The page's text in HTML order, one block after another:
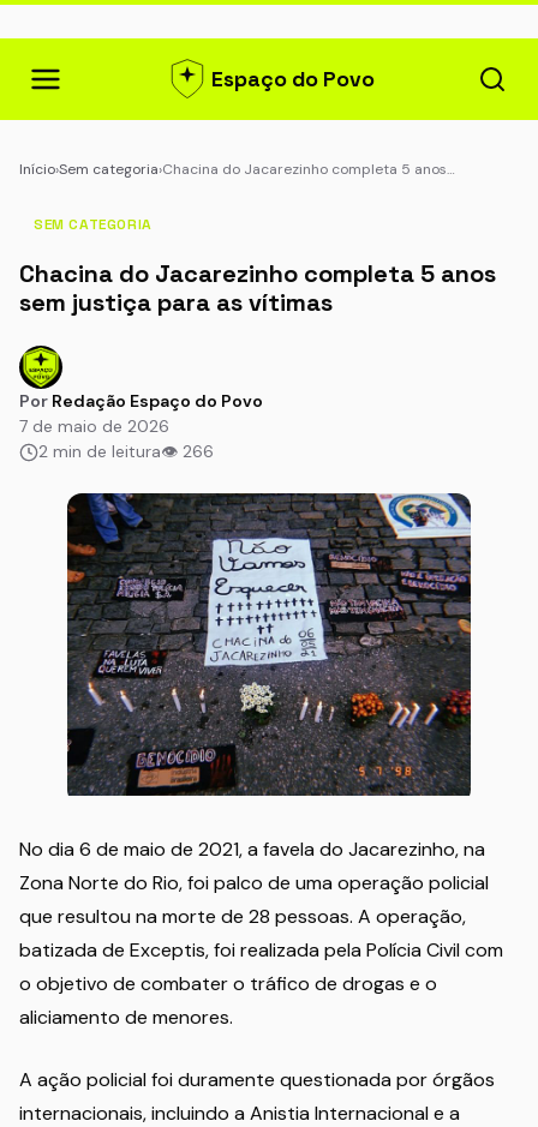
Espaço do Povo
Início›Sem categoria›Chacina do Jacarezinho completa 5 anos…
SEM CATEGORIA
Chacina do Jacarezinho completa 5 anos
sem justiça para as vítimas
Por Redação Espaço do Povo
7 de maio de 2026
2 min de leitura👁 266
No dia 6 de maio de 2021, a favela do Jacarezinho, na
Zona Norte do Rio, foi palco de uma operação policial
que resultou na morte de 28 pessoas. A operação,
batizada de Exceptis, foi realizada pela Polícia Civil com
o objetivo de combater o tráfico de drogas e o
aliciamento de menores.
A ação policial foi duramente questionada por órgãos
internacionais, incluindo a Anistia Internacional e a